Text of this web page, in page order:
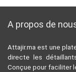
A propos de
Attajir.ma est une
directe les
Conçue pour faciliter